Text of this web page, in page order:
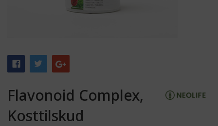
Flavonoid Complex,
Kosttilskud